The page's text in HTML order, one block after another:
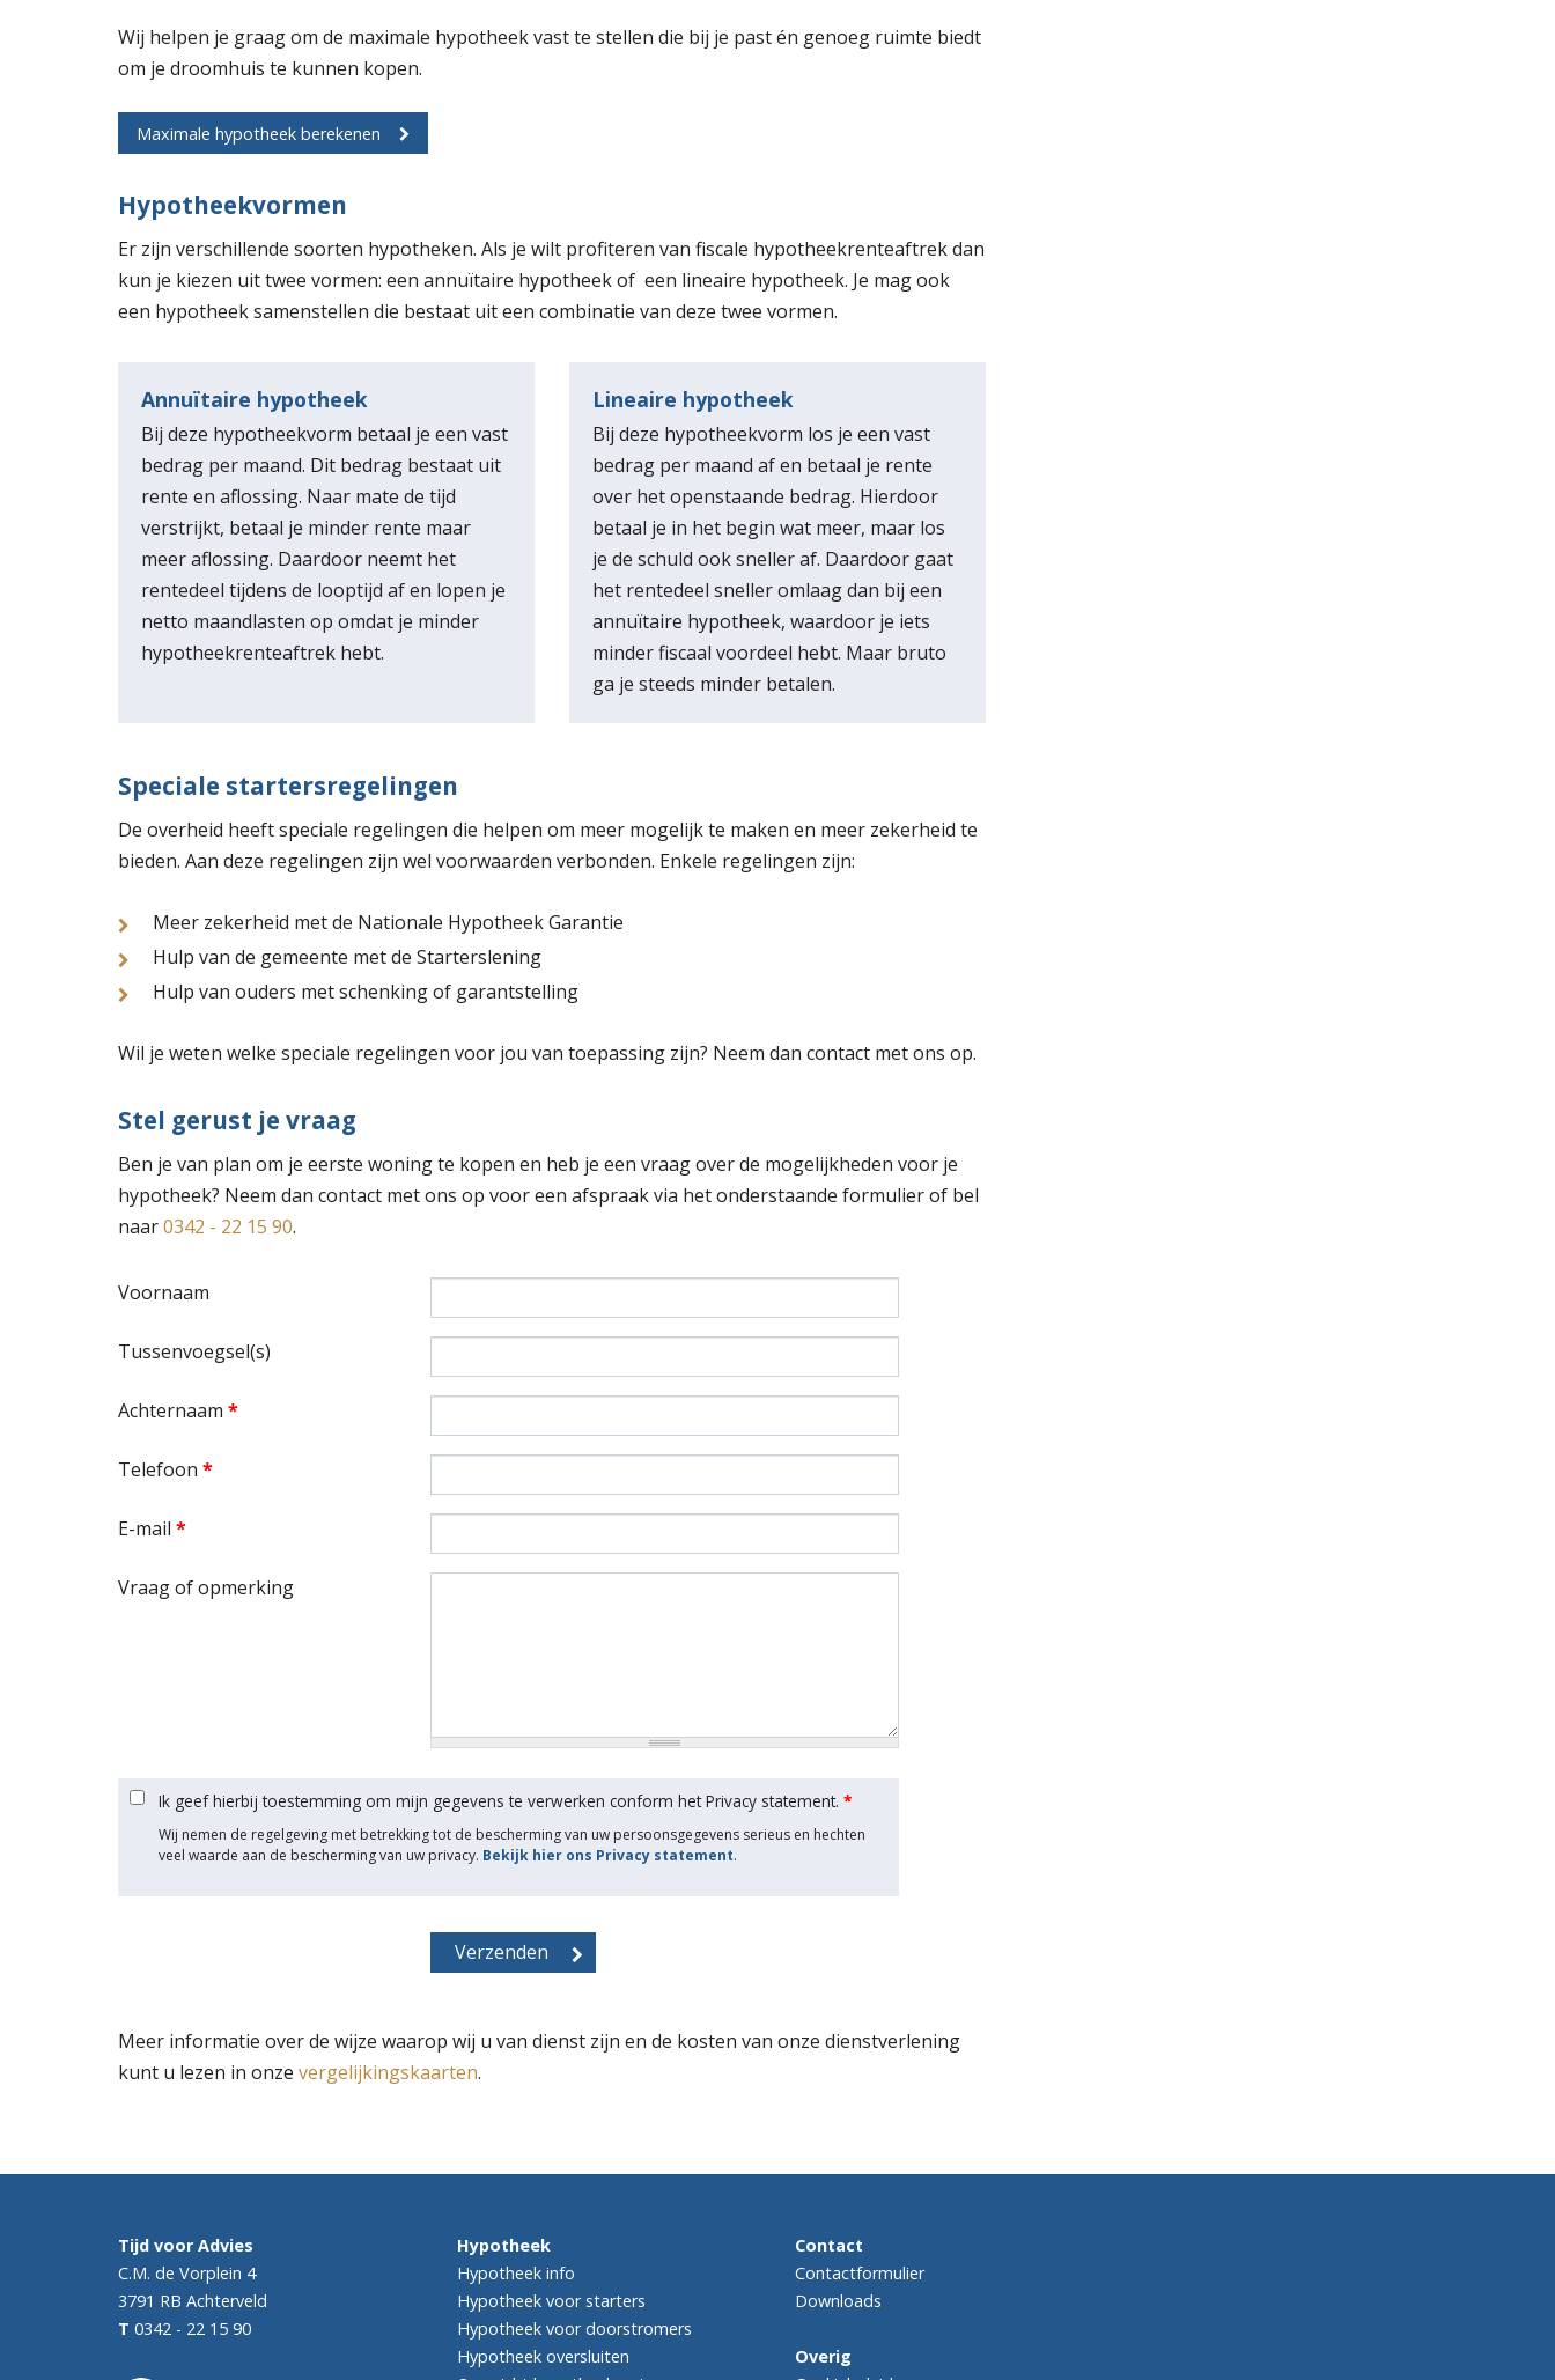
Wij helpen je graag om de maximale hypotheek vast te stellen die bij je past én genoeg ruimte biedt
om je droomhuis te kunnen kopen.
Maximale hypotheek berekenen
Hypotheekvormen
Er zijn verschillende soorten hypotheken. Als je wilt profiteren van fiscale hypotheekrenteaftrek dan
kun je kiezen uit twee vormen: een annuïtaire hypotheek of een lineaire hypotheek. Je mag ook
een hypotheek samenstellen die bestaat uit een combinatie van deze twee vormen.
Annuïtaire hypotheek
Bij deze hypotheekvorm betaal je een vast
bedrag per maand. Dit bedrag bestaat uit
rente en aflossing. Naar mate de tijd
verstrijkt, betaal je minder rente maar
meer aflossing. Daardoor neemt het
rentedeel tijdens de looptijd af en lopen je
netto maandlasten op omdat je minder
hypotheekrenteaftrek hebt.
Lineaire hypotheek
Bij deze hypotheekvorm los je een vast
bedrag per maand af en betaal je rente
over het openstaande bedrag. Hierdoor
betaal je in het begin wat meer, maar los
je de schuld ook sneller af. Daardoor gaat
het rentedeel sneller omlaag dan bij een
annuïtaire hypotheek, waardoor je iets
minder fiscaal voordeel hebt. Maar bruto
ga je steeds minder betalen.
Speciale startersregelingen
De overheid heeft speciale regelingen die helpen om meer mogelijk te maken en meer zekerheid te
bieden. Aan deze regelingen zijn wel voorwaarden verbonden. Enkele regelingen zijn:
Meer zekerheid met de Nationale Hypotheek Garantie
Hulp van de gemeente met de Starterslening
Hulp van ouders met schenking of garantstelling
Wil je weten welke speciale regelingen voor jou van toepassing zijn? Neem dan contact met ons op.
Stel gerust je vraag
Ben je van plan om je eerste woning te kopen en heb je een vraag over de mogelijkheden voor je
hypotheek? Neem dan contact met ons op voor een afspraak via het onderstaande formulier of bel
naar0342 - 22 15 90.
Voornaam
Tussenvoegsel(s)
Achternaam *
Telefoon *
E-mail *
Vraag of opmerking
Ik geef hierbij toestemming om mijn gegevens te verwerken conform het Privacy statement. *
Wij nemen de regelgeving met betrekking tot de bescherming van uw persoonsgegevens serieus en hechten
veel waarde aan de bescherming van uw privacy. Bekijk hier ons Privacy statement.
Meer informatie over de wijze waarop wij u van dienst zijn en de kosten van onze dienstverlening
kunt u lezen in onze vergelijkingskaarten.
Tijd voor Advies
C.M. de Vorplein 4
3791 RB Achterveld
T 0342 - 22 15 90
Hypotheek
Hypotheek info
Hypotheek voor starters
Hypotheek voor doorstromers
Hypotheek oversluiten
Contact
Contactformulier
Downloads
Overig